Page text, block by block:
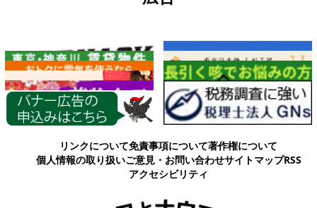
各種情報
リンクについて免責事項について著作権について
個人情報の取り扱いご意見・お問い合わせサイトマップRSS
アクセシビリティ